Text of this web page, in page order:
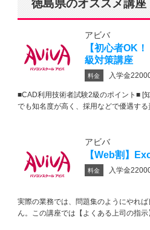
徳島県のオススメ講座
アビバ
【初心者OK
級対策講座
料金 入学金
■CAD利用技術者試験2級のポイント■ [
でも知名度が高く、採用などで優遇する
アビバ
【Web割】
料金 入学金
実際の業務では、問題集のようにやれ
ん。この講座では【よくある上司の指示